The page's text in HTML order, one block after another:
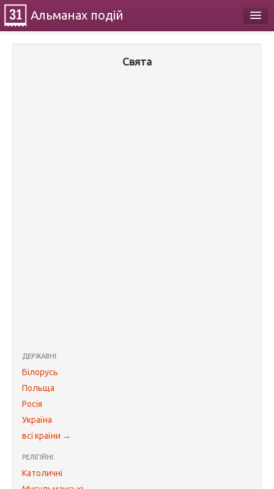
Альманах подій
Свята
ДЕРЖАВНІ
Білорусь
Польща
Росія
Україна
всі країни →
РЕЛІГІЙНІ
Католичні